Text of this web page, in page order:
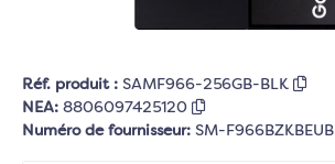
Réf. produit : SAMF966-256GB-BLK
NEA: 8806097425120
Numéro de fournisseur: SM-F966BZKBEUB